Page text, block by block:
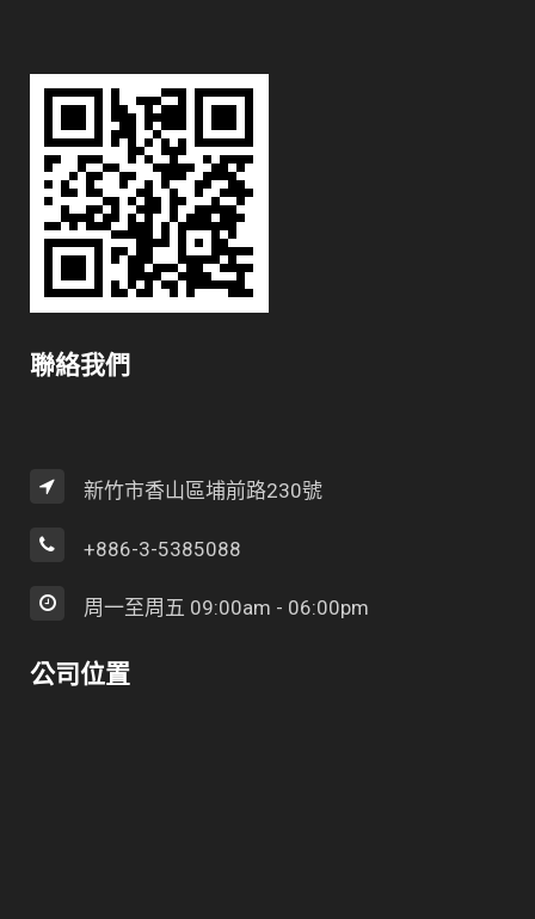
聯絡我們
新竹市香山區埔前路230號
+886-3-5385088
周一至周五 09:00am - 06:00pm
公司位置